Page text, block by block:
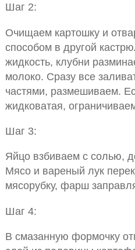
Шаг 2:
Очищаем картошку и
способом в другой
жидкость, клубни
молоко. Сразу все
частями, размешиваем.
жидковатая,
Шаг 3:
Яйцо взбиваем с солью,
Мясо и вареный лук
мясорубку, фарш
Шаг 4:
В смазанную формочку